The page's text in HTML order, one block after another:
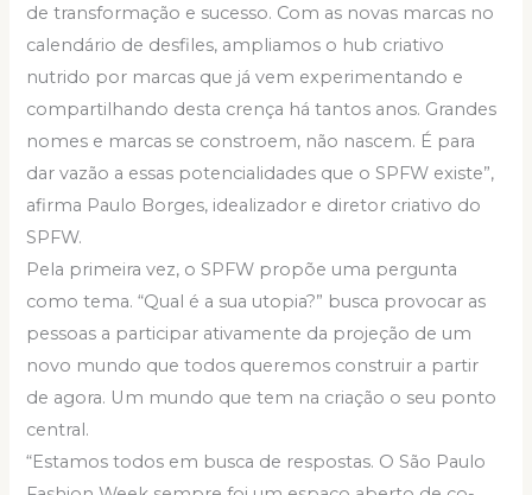
de transformação e sucesso. Com as novas marcas no
calendário de desfiles, ampliamos o hub criativo
nutrido por marcas que já vem experimentando e
compartilhando desta crença há tantos anos. Grandes
nomes e marcas se constroem, não nascem. É para
dar vazão a essas potencialidades que o SPFW existe”,
afirma Paulo Borges, idealizador e diretor criativo do
SPFW.
Pela primeira vez, o SPFW propõe uma pergunta
como tema. “Qual é a sua utopia?” busca provocar as
pessoas a participar ativamente da projeção de um
novo mundo que todos queremos construir a partir
de agora. Um mundo que tem na criação o seu ponto
central.
“Estamos todos em busca de respostas. O São Paulo